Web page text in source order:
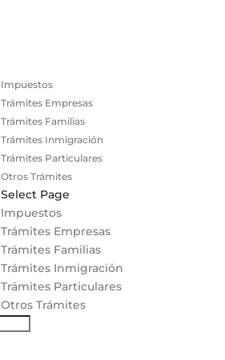
Impuestos
Trámites Empresas
Trámites Familias
Trámites Inmigración
Trámites Particulares
Otros Trámites
Select Page
Impuestos
Trámites Empresas
Trámites Familias
Trámites Inmigración
Trámites Particulares
Otros Trámites